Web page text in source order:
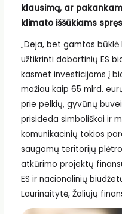
klausimą, ar
klimato iššūkiams
„Deja, bet gamtos būklė
užtikrinti dabartinių ES
kasmet investicijoms į
mažiau kaip 65 mlrd.
prie pelkių, gyvūnų
prisideda simboliškai ir
komunikacinių tokios
saugomų teritorijų
atkūrimo projektų
ES ir nacionalinių
Laurinaitytė, Žaliųjų